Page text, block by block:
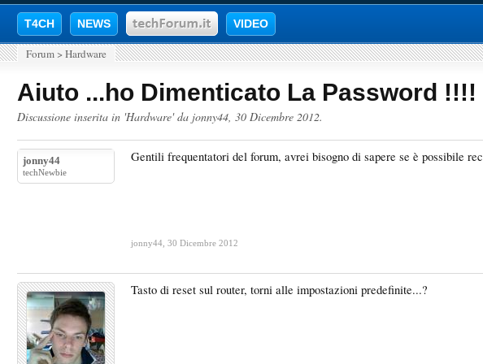
T4CH NEWS VIDEO
Forum > Hardware
Aiuto ...ho Dimenticato La Password !!!!
Discussione inserita in 'Hardware' da jonny44, 30 Dicembre 2012.
jonny44
techNewbie
Gentili frequentatori del forum, avrei bisogno di sapere se è possibile
jonny44 30 Dicembre 2012
Tasto di reset sul router, torni alle impostazioni predefinite...?